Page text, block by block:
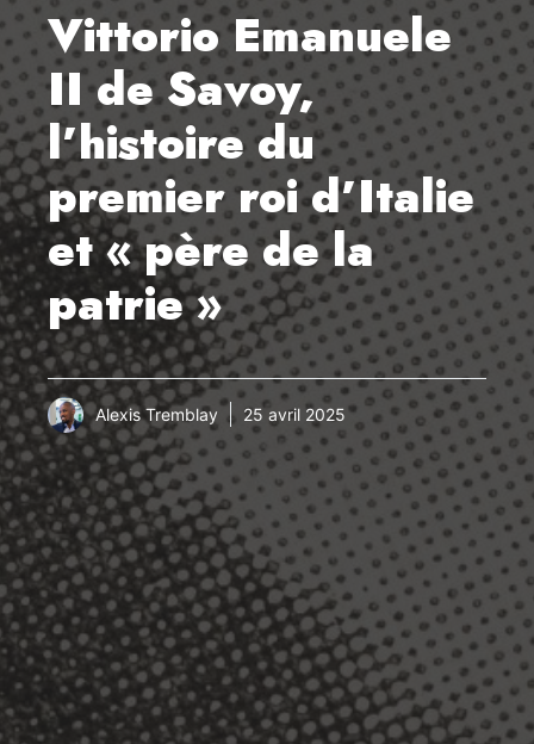
Vittorio Emanuele
II de Savoy,
l’histoire du
premier roi d’Italie
et « père de la
patrie »
Alexis Tremblay 25 avril 2025